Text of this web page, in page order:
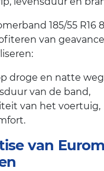
185/55 R16
van
droge en natte
van de band,
van het voertuig,
van